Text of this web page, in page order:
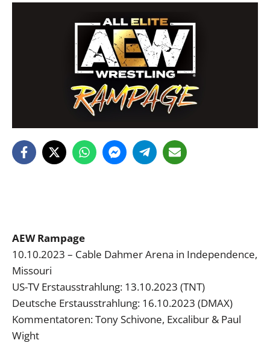
AEW Rampage
10.10.2023 – Cable Dahmer Arena in Independence,
Missouri
US-TV Erstausstrahlung: 13.10.2023 (TNT)
Deutsche Erstausstrahlung: 16.10.2023 (DMAX)
Kommentatoren: Tony Schivone, Excalibur & Paul
Wight